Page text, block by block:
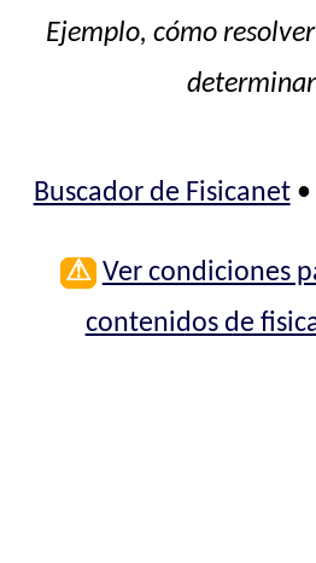
Ejemplo, cómo
Buscador de Fisicanet•
⚠ Ver condiciones
contenidos de